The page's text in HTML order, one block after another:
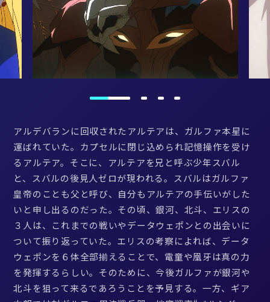
アルデバランに回収されたアルテアは、ガルファ本星に
運ばれていた。カプセルに閉じ込められ記憶操作を受け
るアルテア。そこに、アルテアを兄と呼ぶ少年スバル
と、スバルの後見人ゼロが現われる。スバルはガルファ
皇帝のことも父と呼び、自分もアルテアの手伝いがした
いと申し出るのだった。その頃、銀河、北斗、エリスの
３人は、これまでの戦いやデータウェポンとの出会いに
ついて振り返っていた。エリスの考察によれば、データ
ウェポンを６体全部揃えることで、電童や凰牙は真の力
を発揮するらしい。そのために、今後ガルファが銀河や
北斗を狙って来るであろうことを予見する。一方、ギア